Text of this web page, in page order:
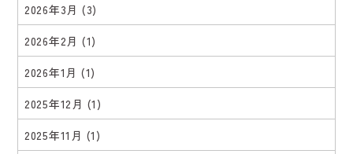
2026年3月 (3)
2026年2月 (1)
2026年1月 (1)
2025年12月 (1)
2025年11月 (1)